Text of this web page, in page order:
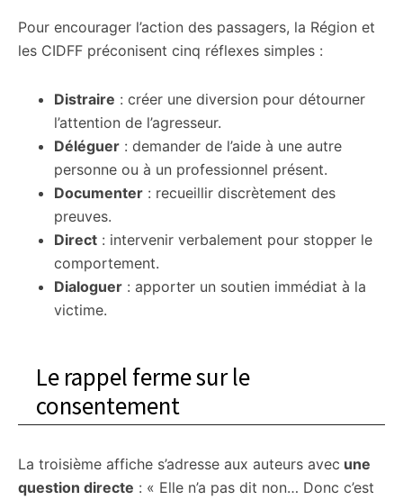
Pour encourager l’action des passagers, la Région et
les CIDFF préconisent cinq réflexes simples :
Distraire : créer une diversion pour détourner
l’attention de l’agresseur.
Déléguer : demander de l’aide à une autre
personne ou à un professionnel présent.
Documenter : recueillir discrètement des
preuves.
Direct : intervenir verbalement pour stopper le
comportement.
Dialoguer : apporter un soutien immédiat à la
victime.
Le rappel ferme sur le
consentement
La troisième affiche s’adresse aux auteurs avec une
question directe : « Elle n’a pas dit non… Donc c’est